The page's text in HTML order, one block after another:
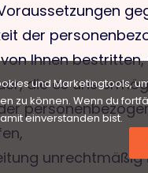
der
Ihnen
die es uns
unrechtmäßig
und Marketingtools,
zu können. Wenn du
einverstanden bist.